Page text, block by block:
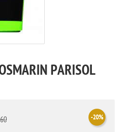
PARISOL
-20%